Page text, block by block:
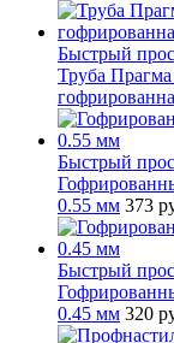
Быстрый
Труба
Быстрый
0.55 мм 373
Быстрый
0.45 мм 320